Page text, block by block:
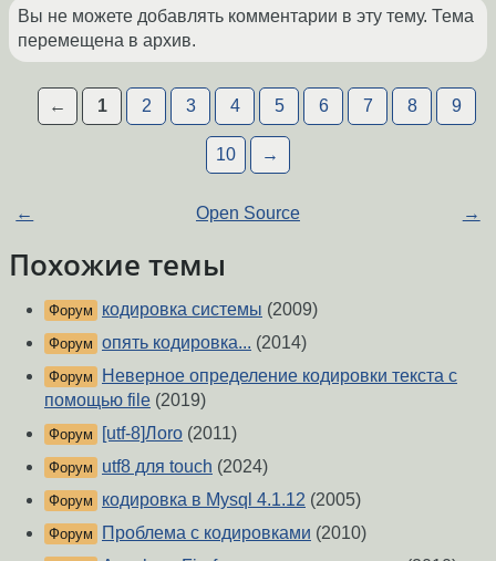
Вы не можете добавлять комментарии в эту тему. Тема
перемещена в архив.
← 1 2 3 4 5 6 7 8 9
10 →
← Open Source →
Похожие темы
Форум кодировка системы (2009)
Форум опять кодировка... (2014)
Форум
Неверное определение кодировки текста с
помощью file (2019)
Форум [utf-8]Лоrо (2011)
Форум utf8 для touch (2024)
Форум кодировка в Mysql 4.1.12 (2005)
Форум Проблема с кодировками (2010)